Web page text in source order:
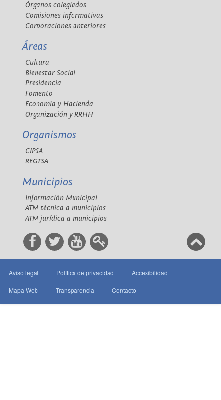
Órganos colegiados
Comisiones informativas
Corporaciones anteriores
Áreas
Cultura
Bienestar Social
Presidencia
Fomento
Economía y Hacienda
Organización y RRHH
Organismos
CIPSA
REGTSA
Municipios
Información Municipal
ATM técnica a municipios
ATM jurídica a municipios
Aviso legal Política de privacidad Accesibilidad
Mapa Web Transparencia Contacto